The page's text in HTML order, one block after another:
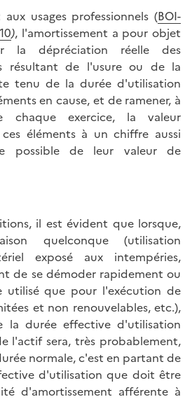
usages professionnels (BOI-
), l'amortissement a pour objet
la dépréciation réelle des
résultant de l'usure ou de la
tenu de la durée d'utilisation
en cause, et de ramener, à
exercice, la valeur
éléments à un chiffre aussi
possible de leur valeur de
il est évident que lorsque,
quelconque (utilisation
exposé aux intempéries,
de se démoder rapidement ou
utilisé que pour l'exécution de
et non renouvelables, etc.),
la durée effective d'utilisation
l'actif sera, très probablement,
normale, c'est en partant de
d'utilisation que doit être
d'amortissement afférente à